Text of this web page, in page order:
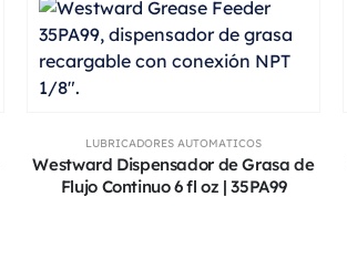
LUBRICADORES AUTOMATICOS
Westward Dispensador de Grasa de
Flujo Continuo 6 fl oz | 35PA99